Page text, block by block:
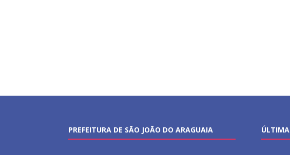
PREFEITURA DE SÃO JOÃO DO ARAGUAIA